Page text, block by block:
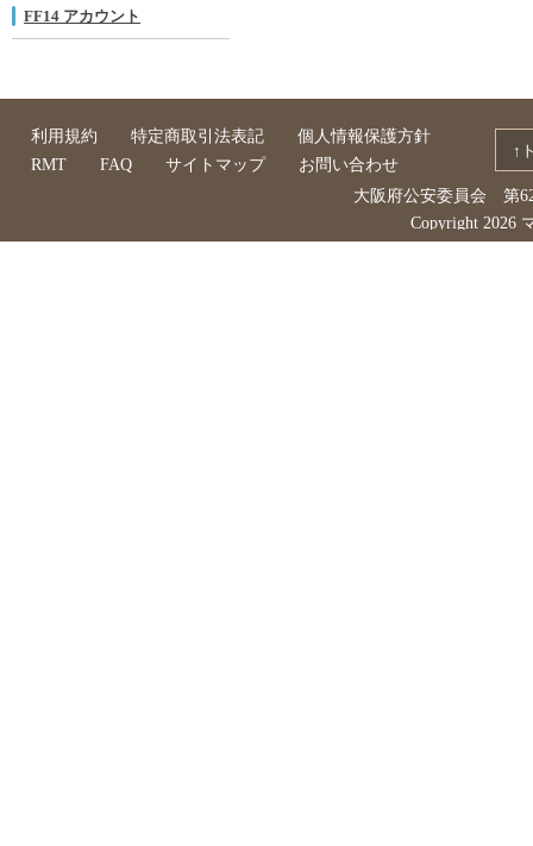
FF14 アカウント
利用規約 特定商取引法表記
個人情報保護方針
RMT
FAQ サイトマップ お問い合わせ
↑
大阪府公安委員会 第
Copyright 2026